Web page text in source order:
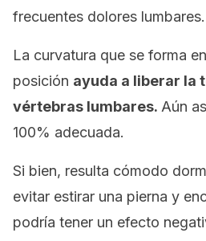
frecuentes dolores lumbares.
La curvatura que se forma
posición ayuda a liberar la
vértebras lumbares. Aún
100% adecuada.
Si bien, resulta cómodo
evitar estirar una pierna y
podría tener un efecto